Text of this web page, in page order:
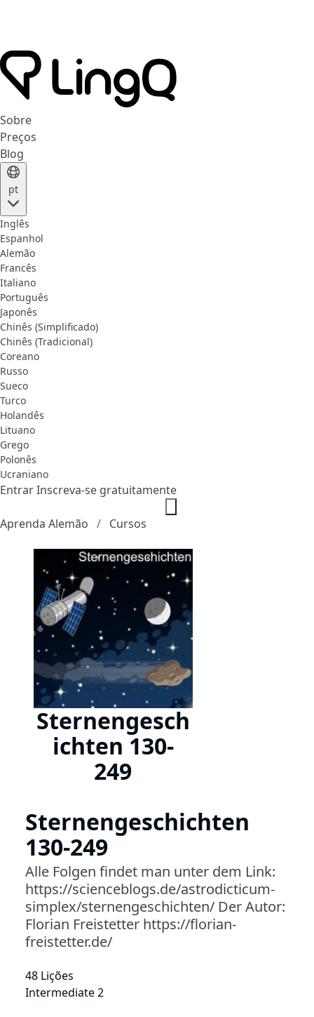
Sobre
Preços
Blog
pt
Inglês
Espanhol
Alemão
Francês
Italiano
Português
Japonês
Chinês (Simplificado)
Chinês (Tradicional)
Coreano
Russo
Sueco
Turco
Holandês
Lituano
Grego
Polonês
Ucraniano
EntrarInscreva-se gratuitamente
Aprenda Alemão Cursos
Sternengesch
ichten 130-
249
Sternengeschichten
130-249
Alle Folgen findet man unter dem Link:
https://scienceblogs.de/astrodicticum-
simplex/sternengeschichten/ Der Autor:
Florian Freistetter https://florian-
freistetter.de/
48 Lições
Intermediate 2